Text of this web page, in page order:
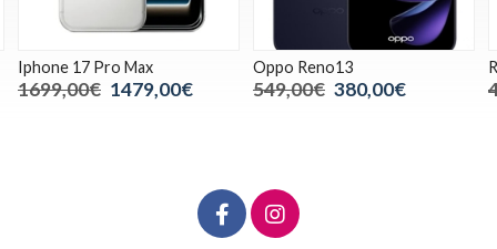
Oppo Reno13
549,00€ 380,00€
Realme 13 Pro+
450,00€